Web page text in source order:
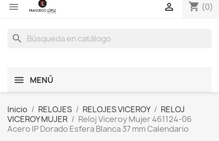
 shopping_cart (0)

search
MENÚ
Inicio RELOJES RELOJES VICEROY
RELOJ
VICEROY MUJER
Reloj Viceroy Mujer 461124-06
Acero IP Dorado Esfera Blanca 37 mm Calendario